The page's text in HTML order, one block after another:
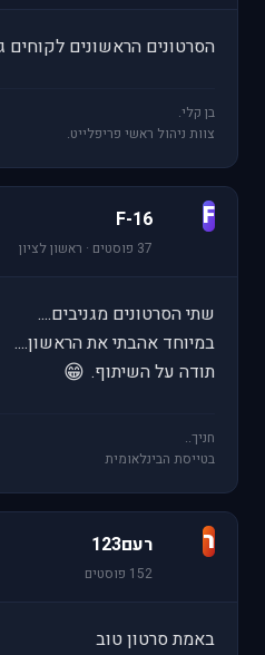
הסרטונים הראשונים
בן קלי.
צוות ניהול ראשי פריפלייט.
F
F-16
37 פוסטים · ראשון לציון
שתי הסרטונים מגניבים....
במיוחד אהבתי את הראשון....
תודה על השיתוף. 😁
חניך..
בטייסת הבינלאומית
ר רעם123
152 פוסטים
באמת סרטון טוב